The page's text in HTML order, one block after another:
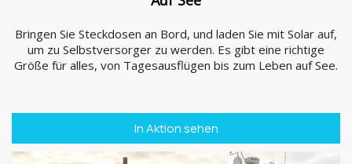
Bringen Sie Steckdosen an Bord, und laden Sie mit Solar auf,
um zu Selbstversorger zu werden. Es gibt eine richtige
Größe für alles, von Tagesausflügen bis zum Leben auf See.
In Aktion sehen